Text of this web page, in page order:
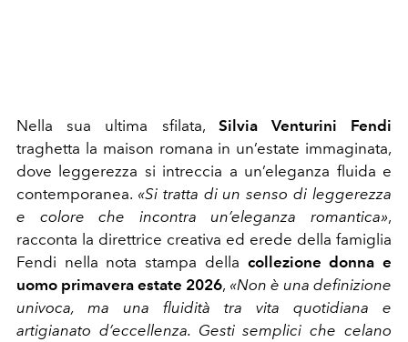
Nella sua ultima sfilata, Silvia Venturini Fendi
traghetta la maison romana in un’estate immaginata,
dove leggerezza si intreccia a un’eleganza fluida e
contemporanea. «Si tratta di un senso di leggerezza
e colore che incontra un’eleganza romantica»,
racconta la direttrice creativa ed erede della famiglia
Fendi nella nota stampa della collezione donna e
uomo primavera estate 2026, «Non è una definizione
univoca, ma una fluidità tra vita quotidiana e
artigianato d’eccellenza. Gesti semplici che celano